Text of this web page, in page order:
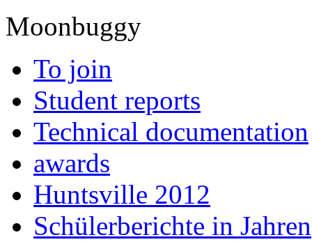
Moonbuggy
To join
Student reports
Technical documentation
awards
Huntsville 2012
Schülerberichte in Jahren